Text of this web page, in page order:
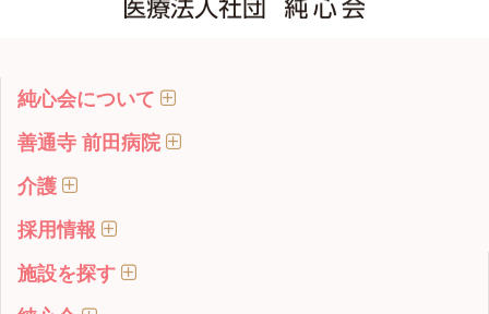
純心会について
善通寺 前田病院
介護
採用情報
施設を探す